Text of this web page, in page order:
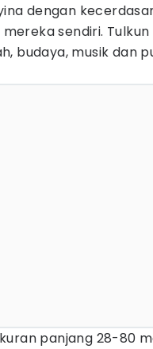
dengan
sendiri.
budaya, musik dan
panjang 28-80